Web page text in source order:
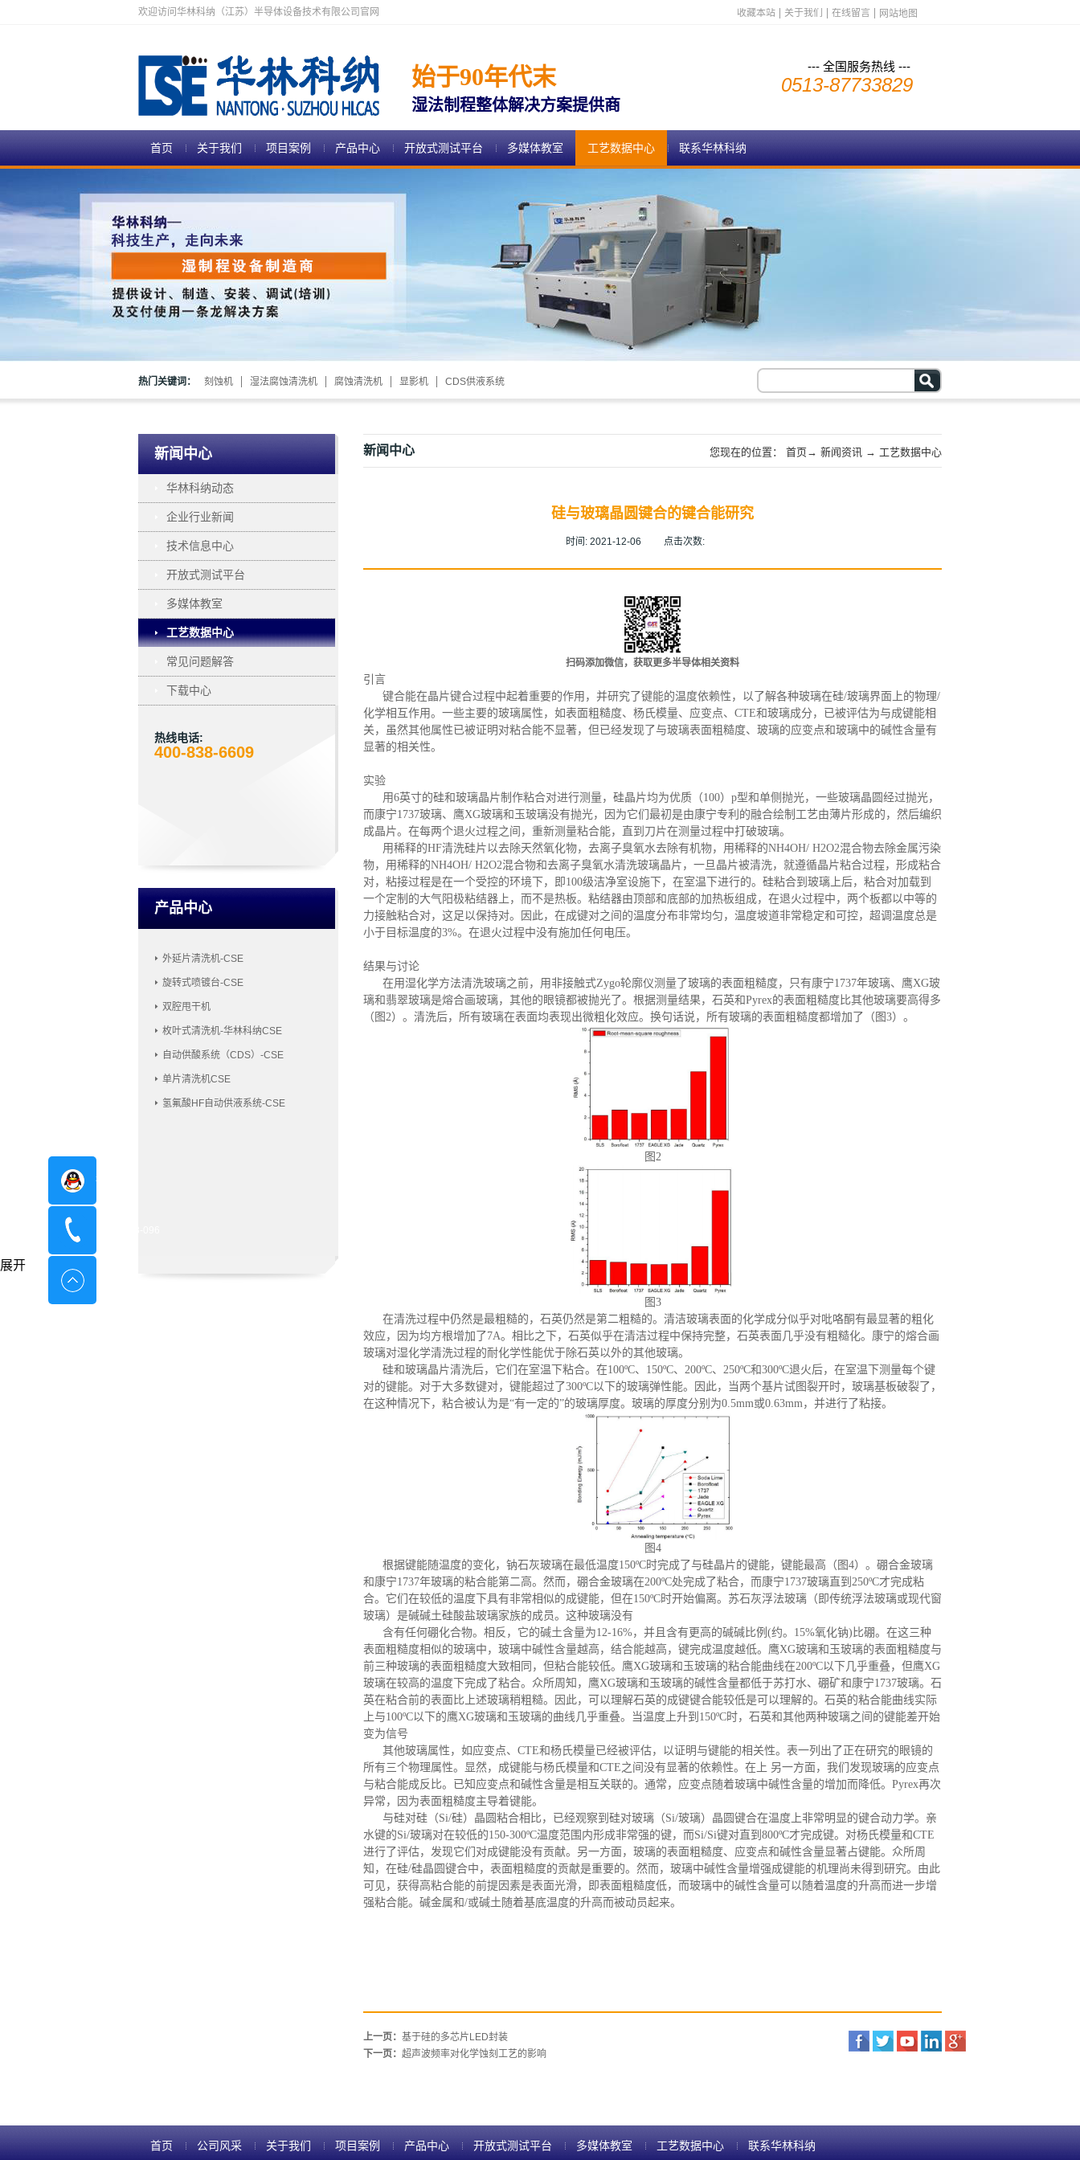
欢迎访问华林科纳（江苏）半导体设备技术有限公司官网 收藏本站 关于我们 在线留言 网站地图
始于90年代末
湿法制程整体解决方案提供商
--- 全国服务热线 ---
0513-87733829
首页 关于我们 项目案例 产品中心 开放式测试平台 多媒体教室 工艺数据中心 联系华林科纳
热门关键词： 刻蚀机 湿法腐蚀清洗机 腐蚀清洗机 显影机 CDS供液系统
新闻中心
华林科纳动态
企业行业新闻
技术信息中心
开放式测试平台
多媒体教室
工艺数据中心
常见问题解答
下载中心
热线电话:
400-838-6609
产品中心
外延片清洗机-CSE
旋转式喷镀台-CSE
双腔甩干机
枚叶式清洗机-华林科纳CSE
自动供酸系统（CDS）-CSE
单片清洗机CSE
氢氟酸HF自动供液系统-CSE
新闻中心 您现在的位置： 首页→ 新闻资讯 → 工艺数据中心
硅与玻璃晶圆键合的键合能研究
时间: 2021-12-06 点击次数:
扫码添加微信，获取更多半导体相关资料
引言
键合能在晶片键合过程中起着重要的作用，并研究了键能的温度依赖性，以了解各种玻璃在硅/玻璃界面上的物理/
化学相互作用。一些主要的玻璃属性，如表面粗糙度、杨氏模量、应变点、CTE和玻璃成分，已被评估为与成键能相
关，虽然其他属性已被证明对粘合能不显著，但已经发现了与玻璃表面粗糙度、玻璃的应变点和玻璃中的碱性含量有
显著的相关性。
实验
用6英寸的硅和玻璃晶片制作粘合对进行测量，硅晶片均为优质（100）p型和单侧抛光，一些玻璃晶圆经过抛光，
而康宁1737玻璃、鹰XG玻璃和玉玻璃没有抛光，因为它们最初是由康宁专利的融合绘制工艺由薄片形成的，然后编织
成晶片。在每两个退火过程之间，重新测量粘合能，直到刀片在测量过程中打破玻璃。
用稀释的HF清洗硅片以去除天然氧化物，去离子臭氧水去除有机物，用稀释的NH4OH/ H2O2混合物去除金属污染
物， 用稀释的NH4OH/ H2O2混合物和去离子臭氧水清洗玻璃晶片 ， 一旦晶片被清洗，就遵循晶片粘合过程，形成粘合
对， 粘接过程是在一个受控的环境下，即100级洁净室设施下，在室温下进行的。硅粘合到玻璃上后，粘合对加载到
一个定制的大气阳极粘结器上，而不是热板。粘结器由顶部和底部的加热板组成， 在退火过程中，两个板都以中等的
力接触粘合对，这足以保持对。因此，在成键对之间的温度分布非常均匀，温度坡道非常稳定和可控， 超调温度总是
小于目标温度的3%。在退火过程中没有施加任何电压。
结果与讨论
在用湿化学方法清洗玻璃之前，用非接触式Zygo轮廓仪测量了玻璃的表面粗糙度， 只有康宁1737年玻璃、鹰XG玻
璃和翡翠玻璃是熔合画玻璃 ， 其他的眼镜都被抛光了。根据测量结果，石英和Pyrex的表面粗糙度比其他玻璃要高得多
（图2）。清洗后，所有玻璃在表面均表现出微粗化效应。换句话说，所有玻璃的表面粗糙度都增加了（图3）。
图2
图3
在清洗过程中仍然是最粗糙的，石英仍然是第二粗糙的。清洁玻璃表面的化学成分似乎对吡咯酮有最显著的粗化
效应，因为均方根增加了 7A。相比之下，石英似乎在清洁过程中保持完整， 石英表面几乎没有粗糙化。康宁的熔合画
玻璃对湿化学清洗过程的耐化学性能优于除石英以外的其他玻璃。
硅和玻璃晶片清洗后，它们在室温下粘合。在100ºC、150ºC、200ºC、250ºC和300ºC退火后，在室温下测量每个键
对的键能。对于大多数键对，键能超过了300ºC以下的玻璃弹性能。因此，当两个基片试图裂开时，玻璃基板破裂了 ，
在这种情况下，粘合被认为是“有一定的”的玻璃厚度。玻璃的厚度分别为0.5mm或0.63mm，并进行了粘接。
图4
根据键能随温度的变化，钠石灰玻璃在最低温度150ºC时完成了与硅晶片的键能，键能最高（图4）。硼合金玻璃
和康宁1737年玻璃的粘合能第二高。然而，硼合金玻璃在200ºC处完成了粘合，而康宁1737玻璃直到250ºC才完成粘
合。它们在较低的温度下具有非常相似的成键能，但在150ºC时开始偏离。苏石灰浮法玻璃（即传统浮法玻璃或现代窗
玻璃）是碱碱土硅酸盐玻璃家族的成员。这种玻璃没有
含有任何硼化合物。相反，它的碱土含量为12-16%，并且含有更高的碱碱比例(约。15%氧化钠)比硼。在这三种
表面粗糙度相似的玻璃中，玻璃中碱性含量越高，结合能越高，键完成温度越低。鹰XG玻璃和玉玻璃的表面粗糙度与
前三种玻璃的表面粗糙度大致相同，但粘合能较低。鹰XG玻璃和玉玻璃的粘合能曲线在200ºC以下几乎重叠，但鹰XG
玻璃在较高的温度下完成了粘合。众所周知，鹰XG玻璃和玉玻璃的碱性含量都低于苏打水、硼矿和康宁1737玻璃。石
英在粘合前的表面比上述玻璃稍粗糙。因此，可以理解石英的成键键合能较低是可以理解的。石英的粘合能曲线实际
上与100ºC以下的鹰XG玻璃和玉玻璃的曲线几乎重叠。当温度上升到150ºC时，石英和其他两种玻璃之间的键能差开始
变为信号
其他玻璃属性，如应变点、 CTE和杨氏模量已经被评估，以证明与键能的相关性。表一列出了正在研究的眼镜的
所有三个物理属性。显然，成键能与杨氏模量和CTE之间没有显著的依赖性。在上 另一方面，我们发现玻璃的应变点
与粘合能成反比。已知应变点和碱性含量是相互关联的。通常，应变点随着玻璃中碱性含量的增加而降低。 Pyrex再次
异常，因为表面粗糙度主导着键能。
与硅对硅（Si/硅）晶圆粘合相比，已经观察到硅对玻璃（Si/玻璃）晶圆键合在温度上非常明显的键合动力学。亲
水键的Si/玻璃对在较低的150-300ºC温度范围内形成非常强的键，而Si/Si键对直到800ºC才完成键。对杨氏模量和CTE
进行了评估，发现它们对成键能没有贡献。另一方面，玻璃的表面粗糙度、应变点和碱性含量显著占键能。众所周
知，在硅/硅晶圆键合中，表面粗糙度的贡献是重要的。然而，玻璃中碱性含量增强成键能的机理尚未得到研究。由此
可见，获得高粘合能的前提因素是表面光滑，即表面粗糙度低，而玻璃中的碱性含量可以随着温度的升高而进一步增
强粘合能。碱金属和/或碱土随着基底温度的升高而被动员起来。
上一页： 基于硅的多芯片LED封装
下一页： 超声波频率对化学蚀刻工艺的影响
首页 公司风采 关于我们 项目案例 产品中心 开放式测试平台 多媒体教室 工艺数据中心 联系华林科纳
在线咨询
展开